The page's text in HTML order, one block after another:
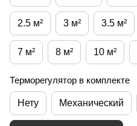
2.5 м² 3 м² 3.5 м²
7 м² 8 м² 10 м²
Терморегулятор в комплекте
Нету Механический